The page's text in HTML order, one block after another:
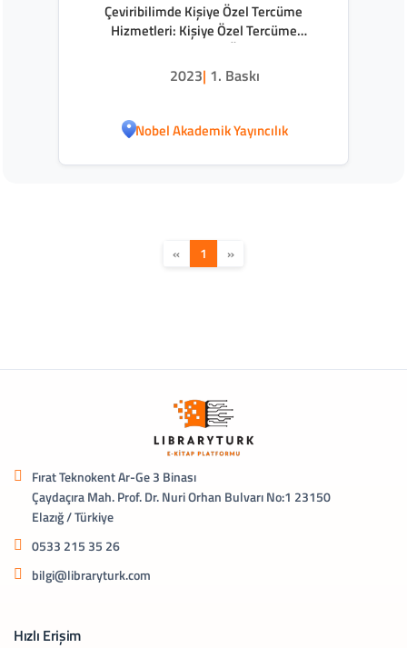
Çeviribilimde Kişiye Özel Tercüme
Hizmetleri: Kişiye Özel Tercüme
Modelleme (KÖTM)
2023| 1. Baskı
Nobel Akademik Yayıncılık
« 1 »
Fırat Teknokent Ar-Ge 3 Binası
Çaydaçıra Mah. Prof. Dr. Nuri Orhan Bulvarı No:1 23150
Elazığ / Türkiye
0533 215 35 26
bilgi@libraryturk.com
Hızlı Erişim